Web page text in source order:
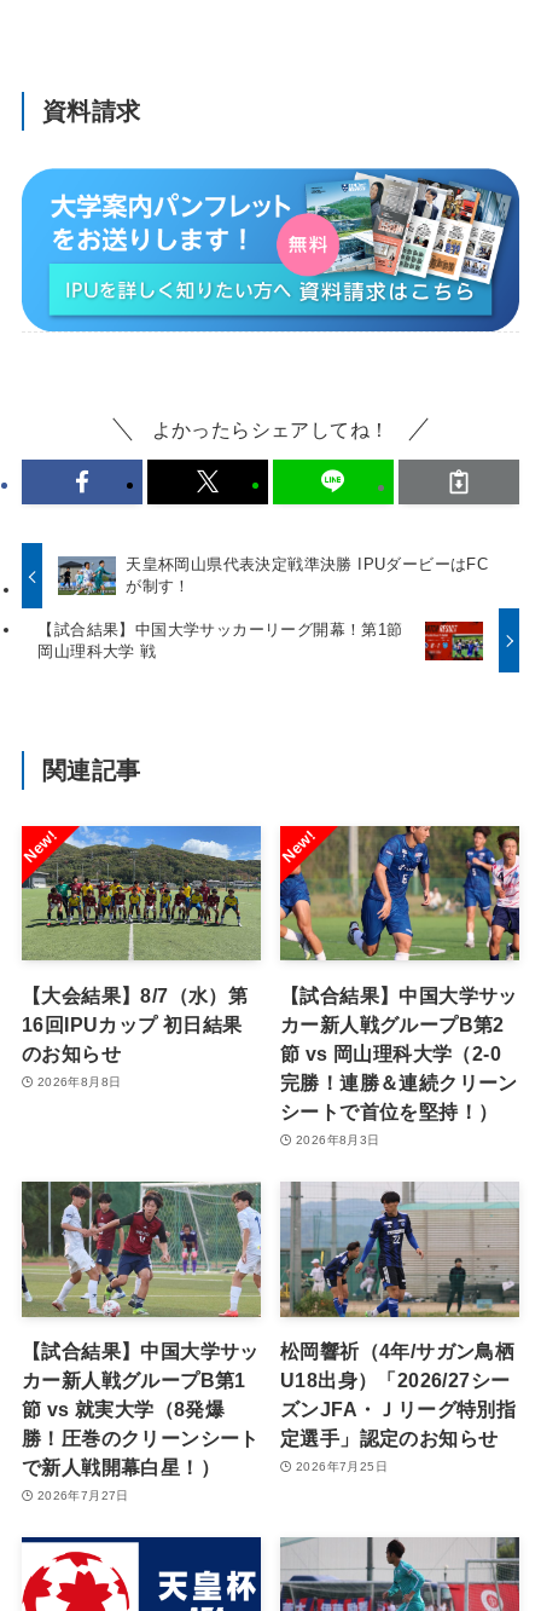
資料請求
よかったらシェアしてね！
天皇杯岡山県代表決定戦準決勝 IPUダービーはFC
が制す！
【試合結果】中国大学サッカーリーグ開幕！第1節
岡山理科大学 戦
関連記事
【大会結果】8/7（水）第
16回IPUカップ 初日結果
のお知らせ
2026年8月8日
【試合結果】中国大学サッ
カー新人戦グループB第2
節 vs 岡山理科大学（2-0
完勝！連勝＆連続クリーン
シートで首位を堅持！）
2026年8月3日
【試合結果】中国大学サッ
カー新人戦グループB第1
節 vs 就実大学（8発爆
勝！圧巻のクリーンシート
で新人戦開幕白星！）
2026年7月27日
松岡響祈（4年/サガン鳥栖
U18出身）「2026/27シー
ズンJFA・Ｊリーグ特別指
定選手」認定のお知らせ
2026年7月25日